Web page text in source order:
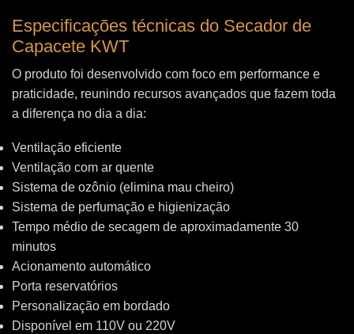
Especificações técnicas do Secador de
Capacete KWT
O produto foi desenvolvido com foco em performance e
praticidade, reunindo recursos avançados que fazem toda
a diferença no dia a dia:
Ventilação eficiente
Ventilação com ar quente
Sistema de ozônio (elimina mau cheiro)
Sistema de perfumação e higienização
Tempo médio de secagem de aproximadamente 30
minutos
Acionamento automático
Porta reservatórios
Personalização em bordado
Disponível em 110V ou 220V